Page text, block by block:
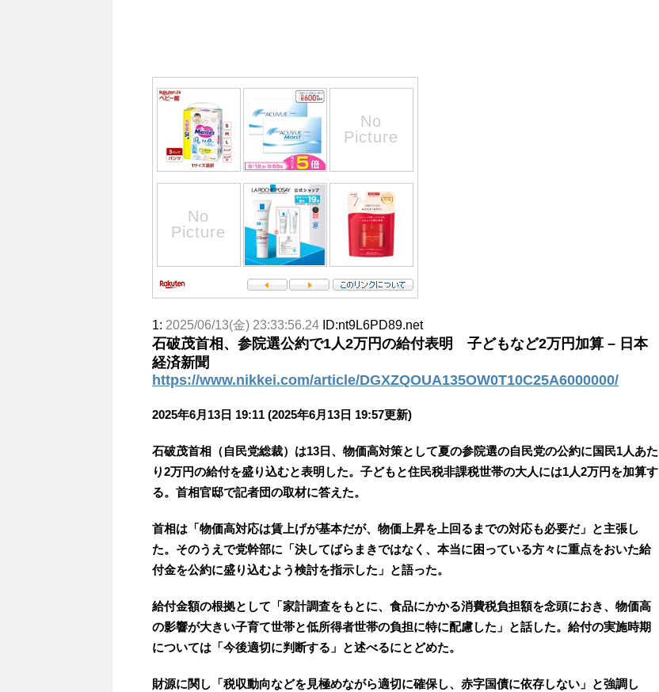
1: 2025/06/13(金) 23:33:56.24 ID:nt9L6PD89.net
石破茂首相、参院選公約で1人2万円の給付表明 子どもなど2万円加算 – 日本
経済新聞
https://www.nikkei.com/article/DGXZQOUA135OW0T10C25A6000000/
2025年6月13日 19:11 (2025年6月13日 19:57更新)
石破茂首相（自民党総裁）は13日、物価高対策として夏の参院選の自民党の公約に国民1人あた
り2万円の給付を盛り込むと表明した。子どもと住民税非課税世帯の大人には1人2万円を加算す
る。首相官邸で記者団の取材に答えた。
首相は「物価高対応は賃上げが基本だが、物価上昇を上回るまでの対応も必要だ」と主張し
た。そのうえで党幹部に「決してばらまきではなく、本当に困っている方々に重点をおいた給
付金を公約に盛り込むよう検討を指示した」と語った。
給付金額の根拠として「家計調査をもとに、食品にかかる消費税負担額を念頭におき、物価高
の影響が大きい子育て世帯と低所得者世帯の負担に特に配慮した」と話した。給付の実施時期
については「今後適切に判断する」と述べるにとどめた。
財源に関し「税収動向などを見極めながら適切に確保し、赤字国債に依存しない」と強調し